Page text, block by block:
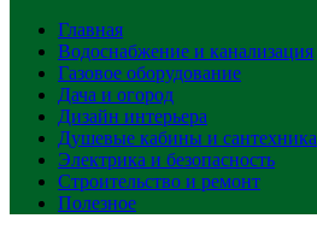
Главная
Водоснабжение и канализация
Газовое оборудование
Дача и огород
Дизайн интерьера
Душевые кабины и сантехника
Электрика и безопасность
Строительство и ремонт
Полезное